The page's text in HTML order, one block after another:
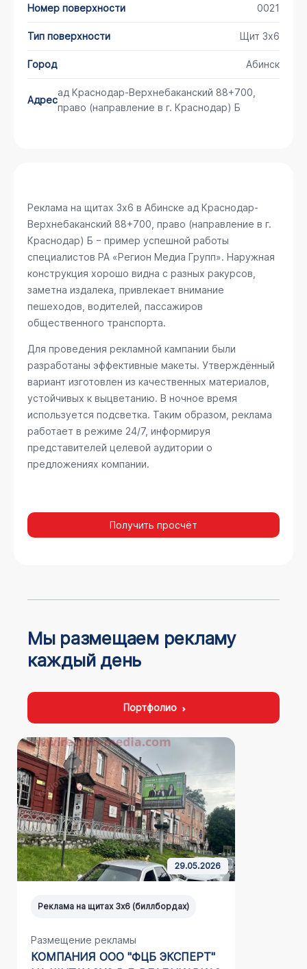
Номер поверхности 0021
Тип поверхности Щит 3х6
Город Абинск
Адрес
ад Краснодар-Верхнебаканский 88+700,
право (направление в г. Краснодар) Б
Реклама на щитах 3х6 в Абинске ад Краснодар-
Верхнебаканский 88+700, право (направление в г.
Краснодар) Б − пример успешной работы
специалистов РА «Регион Медиа Групп». Наружная
конструкция хорошо видна с разных ракурсов,
заметна издалека, привлекает внимание
пешеходов, водителей, пассажиров
общественного транспорта.
Для проведения рекламной кампании были
разработаны эффективные макеты. Утверждённый
вариант изготовлен из качественных материалов,
устойчивых к выцветанию. В ночное время
используется подсветка. Таким образом, реклама
работает в режиме 24/7, информируя
представителей целевой аудитории о
предложениях компании.
Получить просчёт
Мы размещаем рекламу
каждый день
Портфолио
29.05.2026
Реклама на щитах 3х6 (биллбордах)
Размещение рекламы
КОМПАНИЯ ООО "ФЦБ ЭКСПЕРТ"